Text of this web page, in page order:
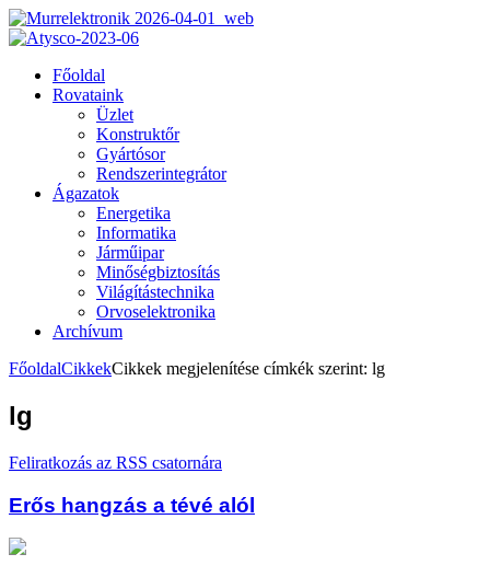
Főoldal
Rovataink
Üzlet
Konstruktőr
Gyártósor
Rendszerintegrátor
Ágazatok
Energetika
Informatika
Járműipar
Minőségbiztosítás
Világítástechnika
Orvoselektronika
Archívum
FőoldalCikkekCikkek megjelenítése címkék szerint: lg
lg
Feliratkozás az RSS csatornára
Erős hangzás a tévé alól